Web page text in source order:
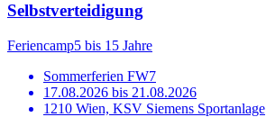
Selbstverteidigung
Feriencamp5 bis 15 Jahre
Sommerferien FW7
17.08.2026 bis 21.08.2026
1210 Wien, KSV Siemens Sportanlage